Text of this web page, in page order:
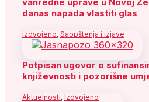
danas napada vlastiti glas
Izdvojeno, Saopštenja i izjave
Potpisan ugovor o
književnosti i pozorišne
Aktuelnosti, Izdvojeno